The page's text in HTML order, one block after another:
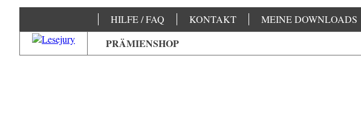
HILFE / FAQ KONTAKT MEINE DOWNLOADS
PRÄMIENSHOP